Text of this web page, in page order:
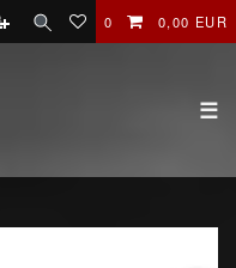
0 0,00 EUR
☰